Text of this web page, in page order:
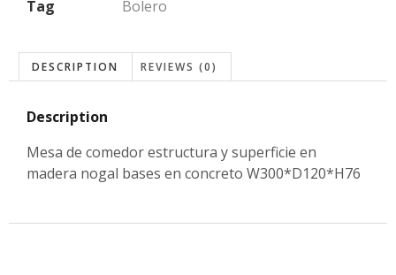
Tag
Bolero
DESCRIPTION REVIEWS (0)
Description
Mesa de comedor estructura y superficie en
madera nogal bases en concreto W300*D120*H76